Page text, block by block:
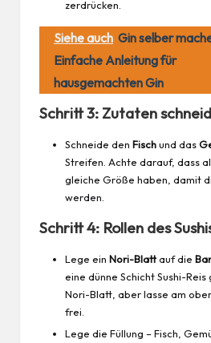
zerdrücken.
Siehe auch Gin selber
Einfache Anleitung für
hausgemachten Gin
Schritt 3: Zutaten
Schneide den Fischund das
Streifen. Achte darauf, dass
gleiche Größe haben, damit
werden.
Schritt 4: Rollen des
Lege ein Nori-Blattauf die
eine dünne Schicht Sushi-
Nori-Blatt, aber lasse am
frei
Lege die Füllung – Fisch,